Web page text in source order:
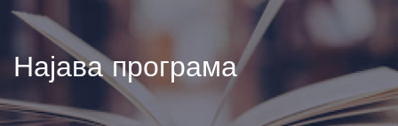
Најава програма